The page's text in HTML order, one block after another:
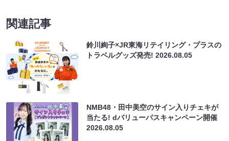
関連記事
鈴川絢子×JR東海リテイリング・プラスの
トラベルグッズ発売!2026.08.05
NMB48・田中美空のサイン入りチェキが
当たる! dバリューパスキャンペーン開催
2026.08.05